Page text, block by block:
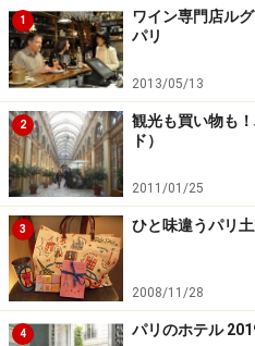
モンマルトルには「アメリ
ます。中でも、主人公アメ
ていた八百屋はアメリのポ
たりして、気分を盛り上げ
ンドがあるサクレ・クール
中で重要な場所になってい
訪です。
カフェ・デ・ドゥ
deux Moulins
1
ワイン専門店ル
パリ
2013/05/13
2
観光も買い物も
ド）
2011/01/25
3 ひと味違うパリ
2008/11/28
4 パリのホテル